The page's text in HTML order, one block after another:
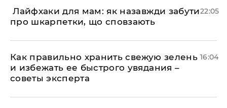
​ Лайфхаки для мам: як назавжди забути
про шкарпетки, що сповзають
22:05
Как правильно хранить свежую зелень
и избежать ее быстрого увядания –
советы эксперта
16:04